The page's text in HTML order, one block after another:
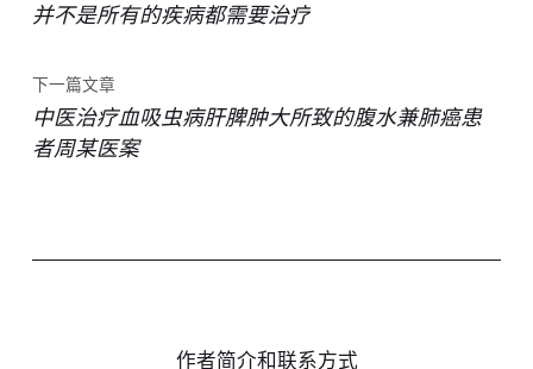
并不是所有的疾病都需要治疗
下一篇文章
中医治疗血吸虫病肝脾肿大所致的腹水兼肺癌患
者周某医案
作者简介和联系方式